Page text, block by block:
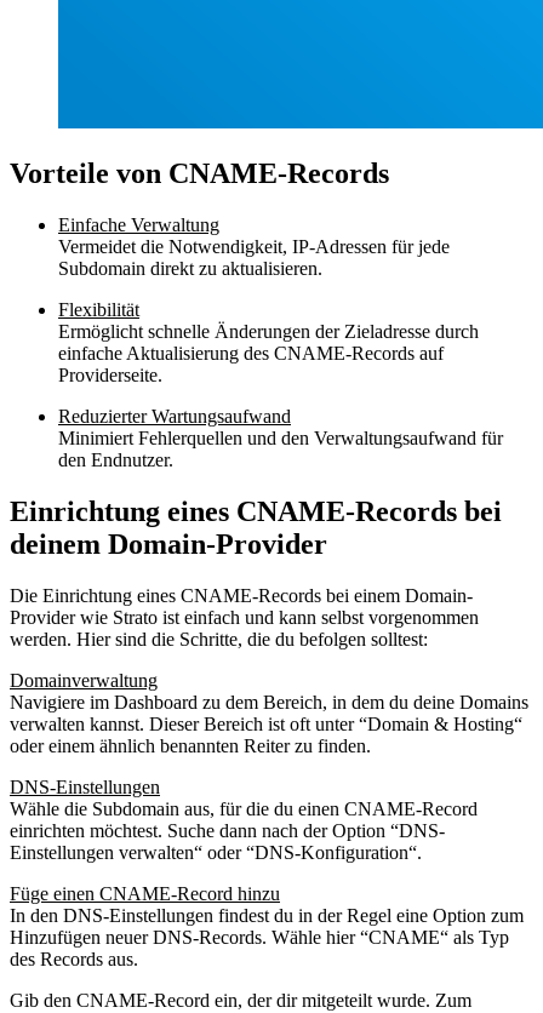
Vorteile von CNAME-Records
Einfache Verwaltung
Vermeidet die Notwendigkeit, IP-Adressen für jede
Subdomain direkt zu aktualisieren.
Flexibilität
Ermöglicht schnelle Änderungen der Zieladresse durch
einfache Aktualisierung des CNAME-Records auf
Providerseite.
Reduzierter Wartungsaufwand
Minimiert Fehlerquellen und den Verwaltungsaufwand für
den Endnutzer.
Einrichtung eines CNAME-Records bei
deinem Domain-Provider
Die Einrichtung eines CNAME-Records bei einem Domain-
Provider wie Strato ist einfach und kann selbst vorgenommen
werden. Hier sind die Schritte, die du befolgen solltest:
Domainverwaltung
Navigiere im Dashboard zu dem Bereich, in dem du deine Domains
verwalten kannst. Dieser Bereich ist oft unter “Domain & Hosting“
oder einem ähnlich benannten Reiter zu finden.
DNS-Einstellungen
Wähle die Subdomain aus, für die du einen CNAME-Record
einrichten möchtest. Suche dann nach der Option “DNS-
Einstellungen verwalten“ oder “DNS-Konfiguration“.
Füge einen CNAME-Record hinzu
In den DNS-Einstellungen findest du in der Regel eine Option zum
Hinzufügen neuer DNS-Records. Wähle hier “CNAME“ als Typ
des Records aus.
Gib den CNAME-Record ein, der dir mitgeteilt wurde. Zum